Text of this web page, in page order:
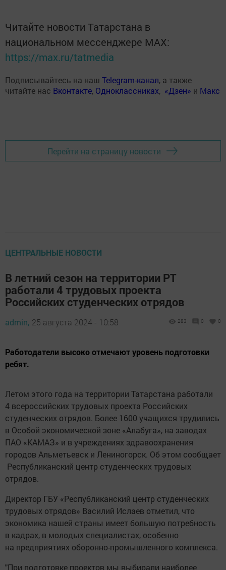
Читайте новости Татарстана в
национальном мессенджере MАХ:
https://max.ru/tatmedia
Подписывайтесь на наш Telegram-канал, а также
читайте нас Вконтакте, Одноклассниках, «Дзен» и Макс
Перейти на страницу новости
ЦЕНТРАЛЬНЫЕ НОВОСТИ
В летний сезон на территории РТ
работали 4 трудовых проекта
Российских студенческих отрядов
admin, 25 августа 2024 - 10:58 283 0 0
Работодатели высоко отмечают уровень подготовки
ребят.
Летом этого года на территории Татарстана работали
4 всероссийских трудовых проекта Российских
студенческих отрядов. Более 1600 учащихся трудились
в Особой экономической зоне «Алабуга», на заводах
ПАО «КАМАЗ» и в учреждениях здравоохранения
городов Альметьевск и Лениногорск. Об этом сообщает
Республиканский центр студенческих трудовых
отрядов.
Директор ГБУ «Республиканский центр студенческих
трудовых отрядов» Василий Ислаев отметил, что
экономика нашей страны имеет большую потребность
в кадрах, в молодых специалистах, особенно
на предприятиях оборонно-промышленного комплекса.
"При подготовке проектов мы выбирали наиболее